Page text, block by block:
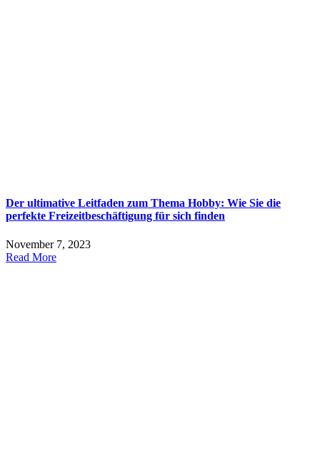
Der ultimative Leitfaden zum Thema Hobby: Wie Sie die
perfekte Freizeitbeschäftigung für sich finden
November 7, 2023
Read More